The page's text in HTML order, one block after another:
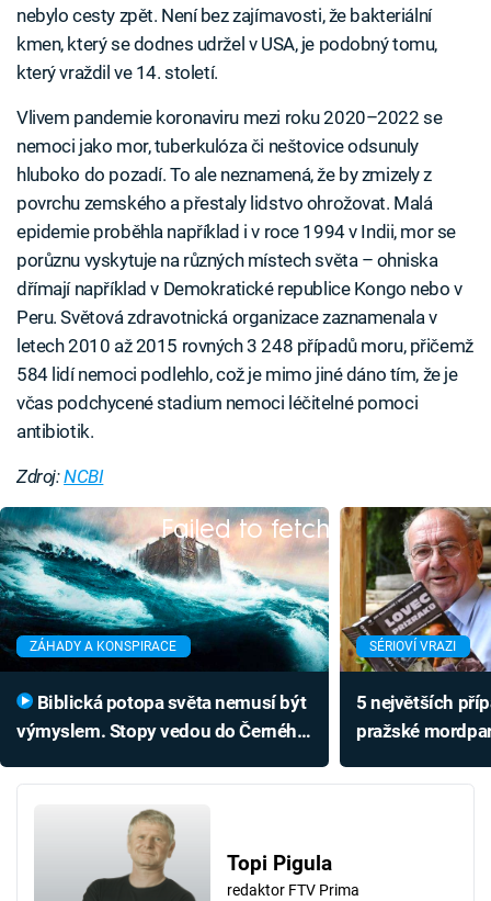
nebylo cesty zpět. Není bez zajímavosti, že bakteriální
kmen, který se dodnes udržel v USA, je podobný tomu,
který vraždil ve 14. století.
Vlivem pandemie koronaviru mezi roku 2020–2022 se
nemoci jako mor, tuberkulóza či neštovice odsunuly
hluboko do pozadí. To ale neznamená, že by zmizely z
povrchu zemského a přestaly lidstvo ohrožovat. Malá
epidemie proběhla například i v roce 1994 v Indii, mor se
porůznu vyskytuje na různých místech světa –⁠ ohniska
dřímají například v Demokratické republice Kongo nebo v
Peru. Světová zdravotnická organizace zaznamenala v
letech 2010 až 2015 rovných 3 248 případů moru, přičemž
584 lidí nemoci podlehlo, což je mimo jiné dáno tím, že je
včas podchycené stadium nemoci léčitelné pomoci
antibiotik.
Zdroj:NCBI
Failed to fetch
ZÁHADY A KONSPIRACE
výmyslem. Stopy vedou do Černého
SÉRIOVÍ VRAZI
5 největších
pražské
Topi Pigula
redaktor FTV Prima